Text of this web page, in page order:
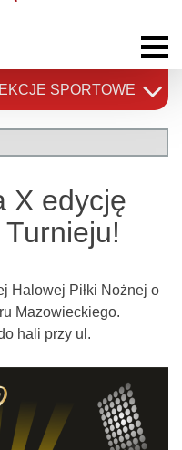
SPORTOWE
X edycję
Halowej Piłki Nożnej o
Mazowieckiego.
hali przy ul.